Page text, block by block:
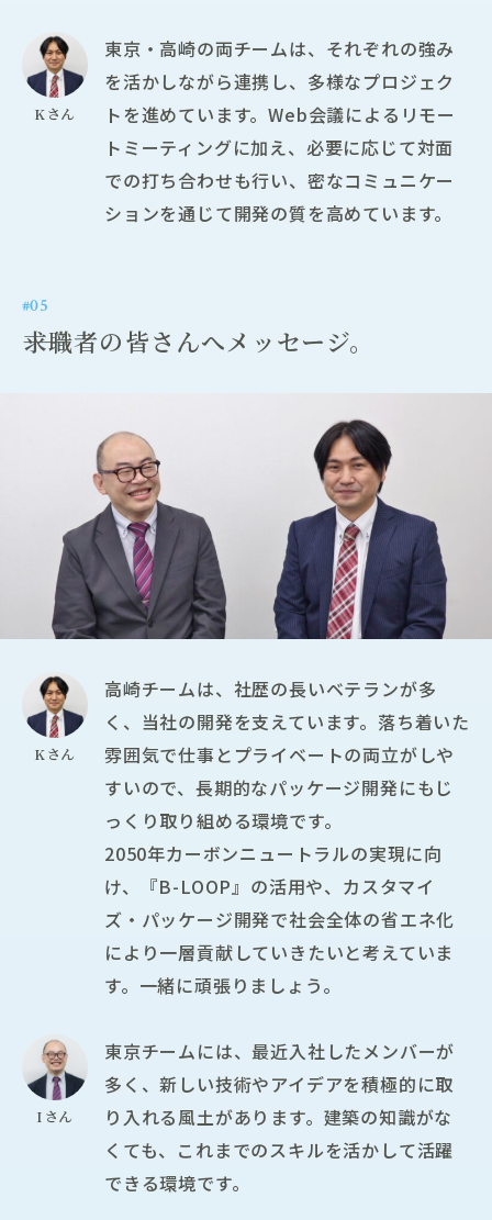
Kさん
東京・高崎の両チームは、それぞれの強み
を活かしながら連携し、多様なプロジェク
トを進めています。Web会議によるリモー
トミーティングに加え、必要に応じて対面
での打ち合わせも行い、密なコミュニケー
ションを通じて開発の質を高めています。
#05
――求職者の皆さんへメッセージ。
Kさん
高崎チームは、社歴の長いベテランが多
く、当社の開発を支えています。落ち着いた
雰囲気で仕事とプライベートの両立がしや
すいので、長期的なパッケージ開発にもじ
っくり取り組める環境です。
2050年カーボンニュートラルの実現に向
け、『B-LOOP』の活用や、カスタマイ
ズ・パッケージ開発で社会全体の省エネ化
により一層貢献していきたいと考えていま
す。一緒に頑張りましょう。
Iさん
東京チームには、最近入社したメンバーが
多く、新しい技術やアイデアを積極的に取
り入れる風土があります。建築の知識がな
くても、これまでのスキルを活かして活躍
できる環境です。